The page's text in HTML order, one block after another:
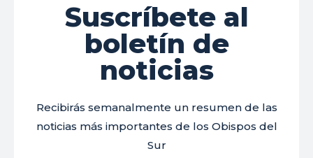
Suscríbete al
boletín de
noticias
Recibirás semanalmente un resumen de las
noticias más importantes de los Obispos del
Sur